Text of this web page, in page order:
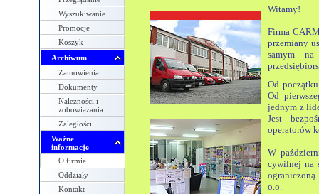
Wyszukiwanie
Promocje
Koszyk
Archiwum
Zamówienia
Dokumenty
Należności i
zobowiązania
Zaległości
Ważne
informacje
O firmie
Oddziały
Kontakt
Witamy!
Firma
przemiany
samym na
Od
Od
jednym z
Jest
operatorów
W
cywilnej na
o.o.